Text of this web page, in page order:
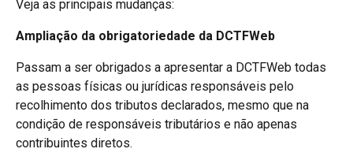
Veja as principais mudanças:
Ampliação da obrigatoriedade da DCTFWeb
Passam a ser obrigados a apresentar a DCTFWeb todas
as pessoas físicas ou jurídicas responsáveis pelo
recolhimento dos tributos declarados, mesmo que na
condição de responsáveis tributários e não apenas
contribuintes diretos.